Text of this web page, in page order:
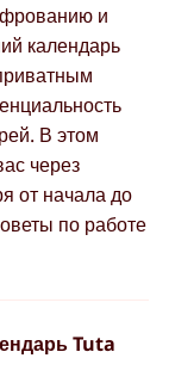
и
календарь
В этом
через
от начала до
по работе
Tuta